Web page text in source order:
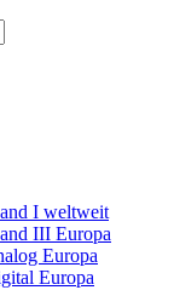
I weltweit
III Europa
Europa
Europa